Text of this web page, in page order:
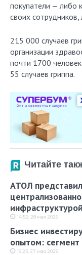
покупатели — либо
своих сотрудников,
215 000 случаев
организации
почти 1700
55 случаев гриппа.
Читайте
АТОЛ
14:52, 28 мая 2026
Бизнес
опытом: сегмент
16:23, 27 мая 2026